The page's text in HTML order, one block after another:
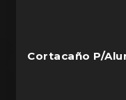
Cortacaño P/